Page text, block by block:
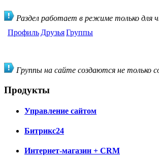
Раздел работает в режиме только для
Профиль ДрузьяГруппы
Группы на сайте создаются не только
Продукты
Управление сайтом
Битрикс24
Интернет-магазин + CRM